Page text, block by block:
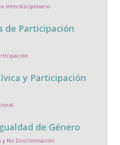
Interdisciplinario
de Participación
y Participación
de Género
y No Discriminación